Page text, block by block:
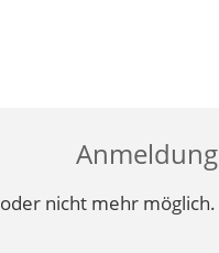
Anmeldung
nicht mehr möglich.